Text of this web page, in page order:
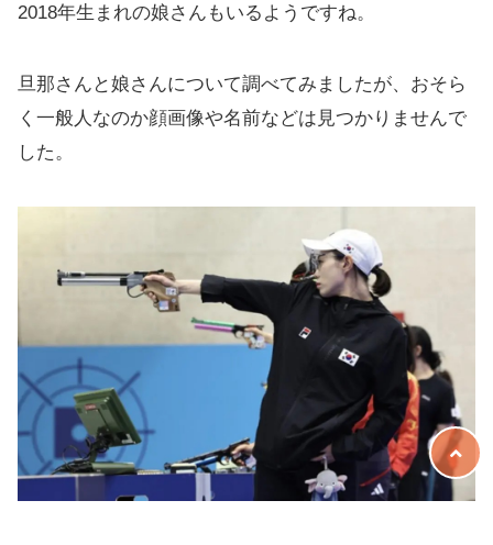
2018年生まれの娘さんもいるようですね。
旦那さんと娘さんについて調べてみましたが、おそら
く一般人なのか顔画像や名前などは見つかりませんで
した。